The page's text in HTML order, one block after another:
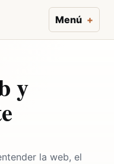
Menú
y
la web, el